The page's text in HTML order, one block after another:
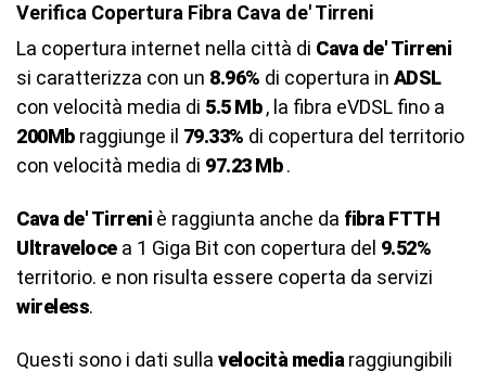
Verifica Copertura Fibra Cava de' Tirreni
La copertura internet nella città di Cava de' Tirreni
si caratterizza con un 8.96% di copertura in ADSL
con velocità media di 5.5 Mb, la fibra eVDSL fino a
200Mbraggiunge il 79.33% di copertura del territorio
con velocità media di 97.23 Mb.
Cava de' Tirreni è raggiunta anche da fibra FTTH
Ultravelocea 1 Giga Bit con copertura del 9.52%
territorio. e non risulta essere coperta da servizi
wireless.
Questi sono i dati sulla velocità media raggiungibili